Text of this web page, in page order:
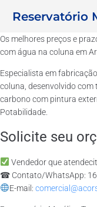
Reservatório
Os melhores preços e
com água na coluna em
Especialista em
coluna, desenvolvido
carbono com pintura
Potabilidade.
Solicite seu
Vendedor que
☎ Contato/WhatsApp:
E-mail: